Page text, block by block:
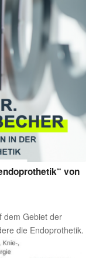
von
dem Gebiet der
die Endoprothetik.